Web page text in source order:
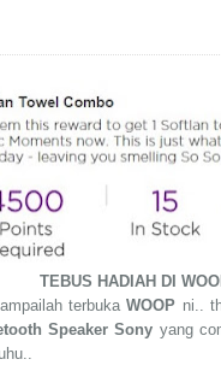
TEBUS HADIAH DI
terbukaWOOP ni..
Speaker Sony yang